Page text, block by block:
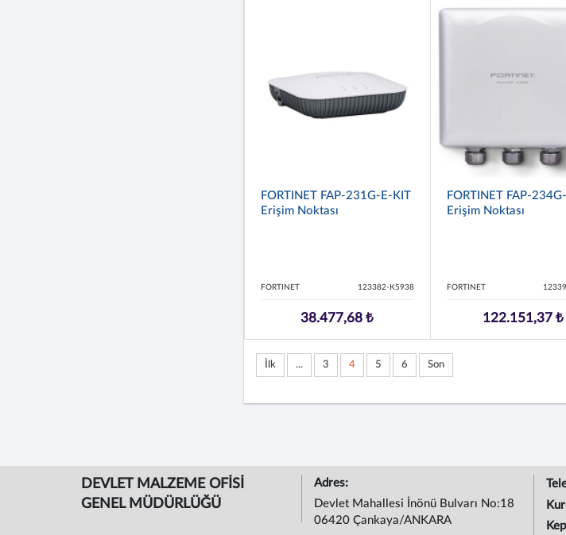
FORTINET FAP-231G-E-KIT
Erişim Noktası
FORTINET 123382-K5938
38.477,68 ₺
FORTINET FAP-
Erişim Noktası
FORTINET
122.151,37 ₺
İlk ... 3 4 5 6 Son
DEVLET MALZEME OFİSİ
GENEL MÜDÜRLÜĞÜ
Adres:
Devlet Mahallesi İnönü Bulvarı No:18
06420 Çankaya/ANKARA